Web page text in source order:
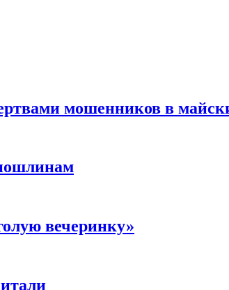
мошенников в
вечеринку»